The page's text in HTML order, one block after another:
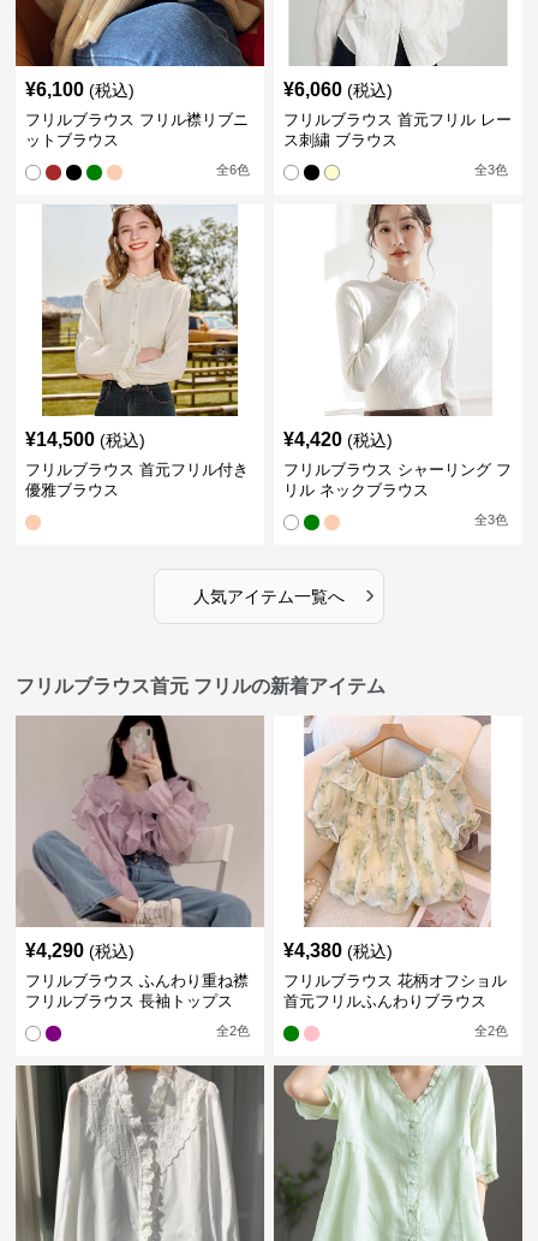
¥6,100 (税込)
フリルブラウス フリル襟リブニ
ットブラウス
全6色
¥6,060 (税込)
フリルブラウス 首元フリル レー
ス刺繍 ブラウス
全3色
¥14,500 (税込)
フリルブラウス 首元フリル付き
優雅ブラウス
¥4,420 (税込)
フリルブラウス シャーリング フ
リル ネックブラウス
全3色
人気アイテム一覧へ ›
フリルブラウス首元 フリルの新着アイテム
¥4,290 (税込)
フリルブラウス ふんわり重ね襟
フリルブラウス 長袖トップス
全2色
¥4,380 (税込)
フリルブラウス 花柄オフショル
首元フリルふんわりブラウス
全2色